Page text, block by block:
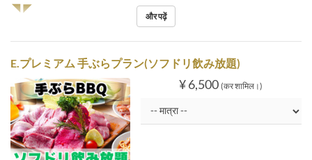
◥◤
और पढ़ें
E.プレミアム 手ぶらプラン(ソフドリ飲み放題)
¥ 6,500 (कर शामिल।)